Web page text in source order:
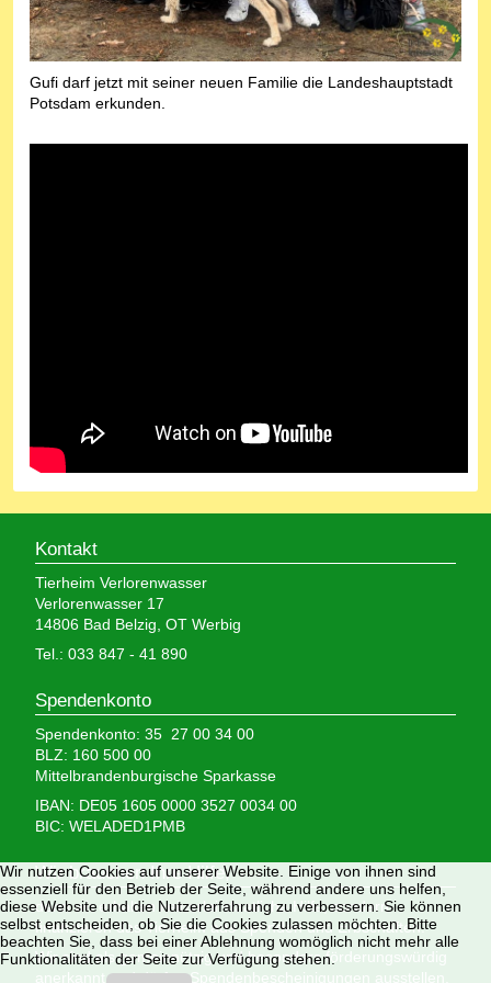
Gufi darf jetzt mit seiner neuen Familie die Landeshauptstadt
Potsdam erkunden.
Kontakt
Tierheim Verlorenwasser
Verlorenwasser 17
14806 Bad Belzig, OT Werbig
Tel.: 033 847 - 41 890
Spendenkonto
Spendenkonto: 35 27 00 34 00
BLZ: 160 500 00
Mittelbrandenburgische Sparkasse
IBAN: DE05 1605 0000 3527 0034 00
BIC: WELADED1PMB
Wir brauchen Ihre Hilfe,
denn wir erhalten keinerlei staatliche Hilfe, sondern
finanzieren das Tierheim aus Spenden und Erbschaften.
Wir sind als gemeinnützig und besonders förderungswürdig
anerkannt und dürfen Spendenbescheinigungen ausstellen.
Wir nutzen Cookies auf unserer Website. Einige von ihnen sind
essenziell für den Betrieb der Seite, während andere uns helfen,
diese Website und die Nutzererfahrung zu verbessern. Sie können
selbst entscheiden, ob Sie die Cookies zulassen möchten. Bitte
beachten Sie, dass bei einer Ablehnung womöglich nicht mehr alle
Funktionalitäten der Seite zur Verfügung stehen.